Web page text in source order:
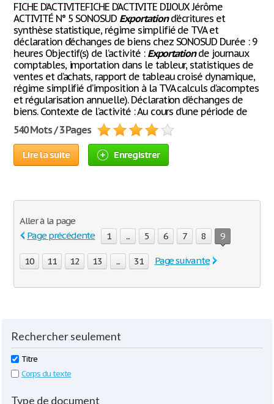
FICHE D’ACTIVITEFICHE D’ACTIVITE DIJOUX Jérôme
ACTIVITÉ N° 5 SONOSUD Exportationd’écritures et
synthèse statistique, régime simplifié de TVA et
déclaration d’échanges de biens chez SONOSUD Durée : 9
heures Objectif(s) de l’activité : Exportationde journaux
comptables, importation dans le tableur, statistiques de
ventes et d’achats, rapport de tableau croisé dynamique,
régime simplifié d’imposition à la TVA calculs d’acomptes
et régularisation annuelle). Déclaration d’échanges de
biens. Contexte de l’activité : Au cours d’une période de
540 Mots / 3 Pages
Lire la suite Enregistrer
Aller à la page
Page précédente
1 ... 5 6 7 8 9
10 11 12 13 ... 31 Page suivante
Rechercher seulement
Titre
Corps du texte
Type de document